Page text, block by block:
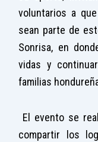
voluntarios a
sean parte de
Sonrisa, en
vidas y
familias
El evento se
compartir los